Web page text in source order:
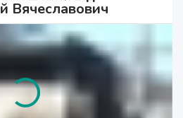
Вячеславович